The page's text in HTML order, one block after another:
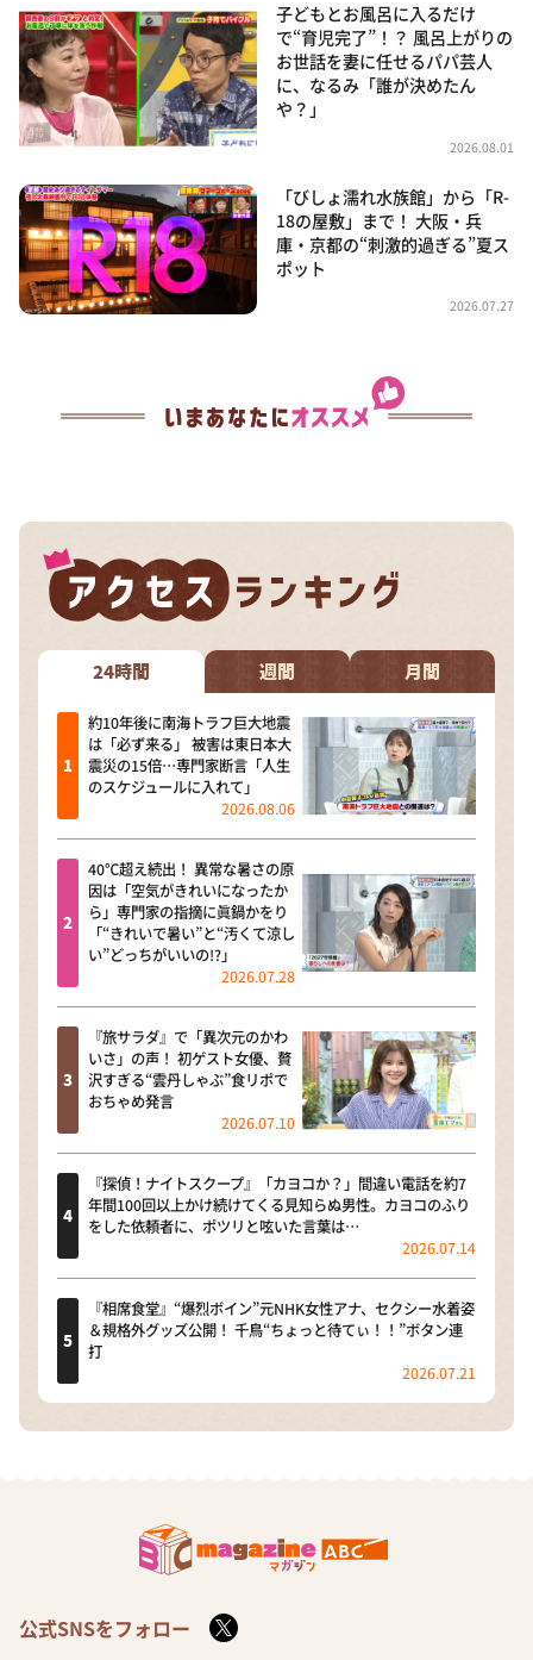
子どもとお風呂に入るだけ
で“育児完了”！？ 風呂上がりの
お世話を妻に任せるパパ芸人
に、なるみ「誰が決めたん
や？」
2026.08.01
「びしょ濡れ水族館」から「R-
18の屋敷」まで！ 大阪・兵
庫・京都の“刺激的過ぎる”夏ス
ポット
2026.07.27
24時間 週間 月間
約10年後に南海トラフ巨大地震
は「必ず来る」 被害は東日本大
震災の15倍…専門家断言「人生
のスケジュールに入れて」
2026.08.06
40℃超え続出！ 異常な暑さの原
因は「空気がきれいになったか
ら」専門家の指摘に眞鍋かをり
「“きれいで暑い”と“汚くて涼し
い”どっちがいいの!?」
2026.07.28
『旅サラダ』で「異次元のかわ
いさ」の声！ 初ゲスト女優、贅
沢すぎる“雲丹しゃぶ”食リポで
おちゃめ発言
2026.07.10
『探偵！ナイトスクープ』「カヨコか？」間違い電話を約7
年間100回以上かけ続けてくる見知らぬ男性。カヨコのふり
をした依頼者に、ポツリと呟いた言葉は…
2026.07.14
『相席食堂』“爆烈ボイン”元NHK女性アナ、セクシー水着姿
＆規格外グッズ公開！ 千鳥“ちょっと待てぃ！！”ボタン連
打
2026.07.21
公式SNSをフォロー